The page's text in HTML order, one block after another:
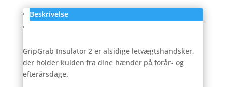
Beskrivelse
GripGrab Insulator 2 er alsidige letvægtshandsker,
der holder kulden fra dine hænder på forår- og
efterårsdage.